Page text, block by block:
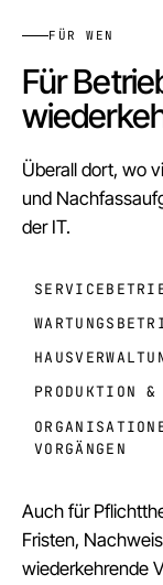
FÜR WEN
Für
Überall dort, wo
und
der IT.
PRODUKTION &
VORGÄNGEN
Auch für
Fristen,
wiederkehrende